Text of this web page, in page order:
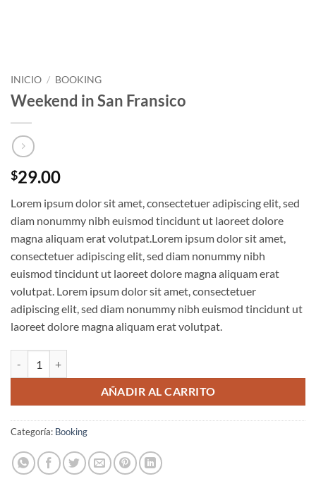
INICIO / BOOKING
Weekend in San Fransico
$29.00
Lorem ipsum dolor sit amet, consectetuer adipiscing elit, sed
diam nonummy nibh euismod tincidunt ut laoreet dolore
magna aliquam erat volutpat.Lorem ipsum dolor sit amet,
consectetuer adipiscing elit, sed diam nonummy nibh
euismod tincidunt ut laoreet dolore magna aliquam erat
volutpat. Lorem ipsum dolor sit amet, consectetuer
adipiscing elit, sed diam nonummy nibh euismod tincidunt ut
laoreet dolore magna aliquam erat volutpat.
AÑADIR AL CARRITO
Categoría: Booking